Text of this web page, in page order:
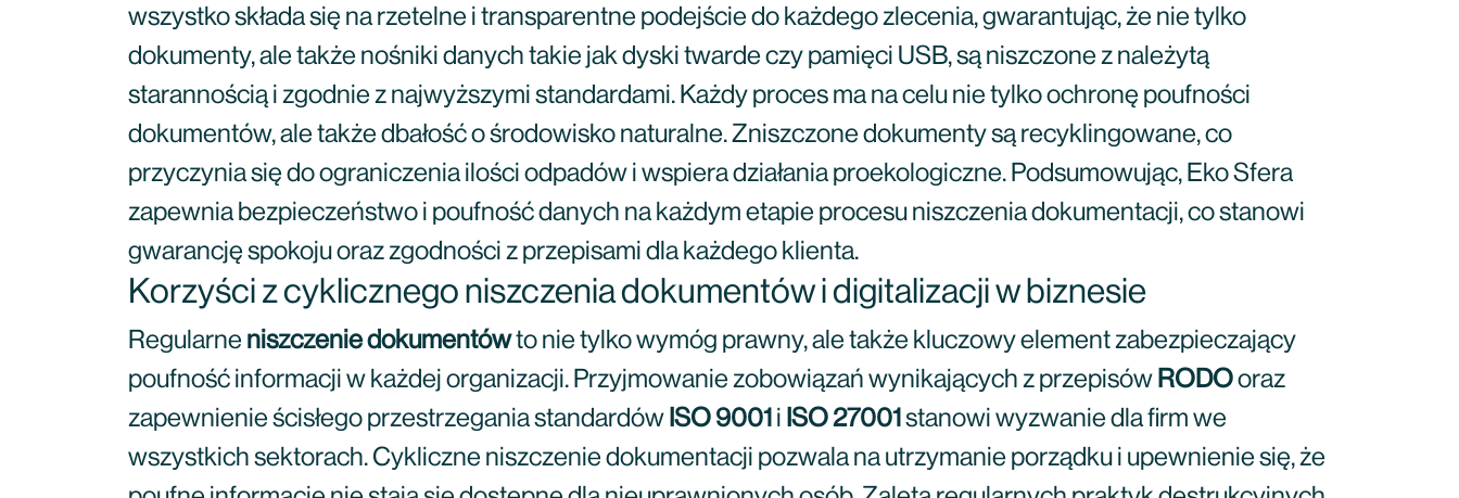
wszystko składa się na rzetelne i transparentne podejście do każdego zlecenia, gwarantując, że nie tylko
dokumenty, ale także nośniki danych takie jak dyski twarde czy pamięci USB, są niszczone z należytą
starannością i zgodnie z najwyższymi standardami. Każdy proces ma na celu nie tylko ochronę poufności
dokumentów, ale także dbałość o środowisko naturalne. Zniszczone dokumenty są recyklingowane, co
przyczynia się do ograniczenia ilości odpadów i wspiera działania proekologiczne. Podsumowując, Eko Sfera
zapewnia bezpieczeństwo i poufność danych na każdym etapie procesu niszczenia dokumentacji, co stanowi
gwarancję spokoju oraz zgodności z przepisami dla każdego klienta.
Korzyści z cyklicznego niszczenia dokumentów i digitalizacji w biznesie
Regularne niszczenie dokumentówto nie tylko wymóg prawny, ale także kluczowy element zabezpieczający
poufność informacji w każdej organizacji. Przyjmowanie zobowiązań wynikających z przepisów RODOoraz
zapewnienie ścisłego przestrzegania standardów ISO 9001 i ISO 27001 stanowi wyzwanie dla firm we
wszystkich sektorach. Cykliczne niszczenie dokumentacji pozwala na utrzymanie porządku i upewnienie się, że